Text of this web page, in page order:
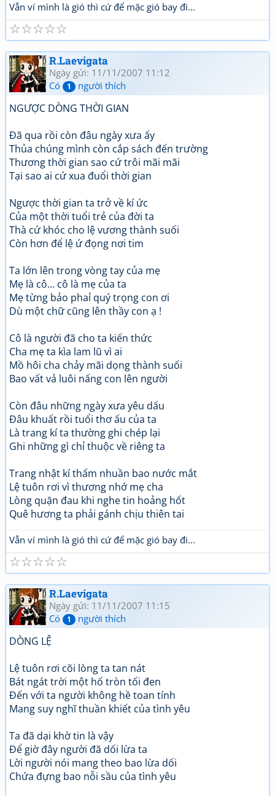
Vẫn ví mình là gió thì cứ để mặc gió bay đi...
☆
☆
☆
☆
☆
R.Laevigata
Ngày gửi: 11/11/2007 11:12
Có
1 người thích
NGƯỢC DÒNG THỜI GIAN
Đã qua rồi còn đâu ngày xưa ấy
Thủa chúng mình còn cắp sách đến trường
Thương thời gian sao cứ trôi mãi mãi
Tại sao ai cứ xua đuổi thời gian
Ngược thời gian ta trở về kí ức
Của một thời tuổi trẻ của đời ta
Thà cứ khóc cho lệ vương thành suối
Còn hơn để lệ ứ đọng nơi tim
Ta lớn lên trong vòng tay của mẹ
Mẹ là cô... cô là mẹ của ta
Mẹ từng bảo phaỉ quý trọng con ơi
Dù một chữ cũng lên thầy con ạ !
Cô là người đã cho ta kiến thức
Cha mẹ ta kìa lam lũ vì ai
Mồ hôi cha chảy mãi dọng thành suối
Bao vất vả luôi nấng con lên người
Còn đâu những ngày xưa yêu dấu
Đâu khuất rồi tuổi thơ ấu của ta
Là trang kí ta thường ghi chép lại
Ghi những gì chỉ thuộc về riêng ta
Trang nhật kí thấm nhuần bao nước mắt
Lệ tuôn rơi vì thương nhớ mẹ cha
Lòng quặn đau khi nghe tin hoảng hốt
Quê hương ta phải gánh chịu thiên tai
Vẫn ví mình là gió thì cứ để mặc gió bay đi...
☆
☆
☆
☆
☆
R.Laevigata
Ngày gửi: 11/11/2007 11:15
Có
1 người thích
DÒNG LỆ
Lệ tuôn rơi cõi lòng ta tan nát
Bát ngát trời một hố tròn tối đen
Đến với ta người không hề toan tính
Mang suy nghĩ thuần khiết của tình yêu
Ta đã dại khờ tin là vậy
Để giờ đây người đã dối lừa ta
Lời người nói mang theo bao lừa dối
Chứa đựng bao nỗi sầu của tình yêu